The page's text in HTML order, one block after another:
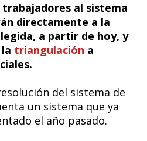
al sistema
directamente a la
a partir de hoy, y
triangulación a
del sistema de
un sistema que ya
el año pasado.